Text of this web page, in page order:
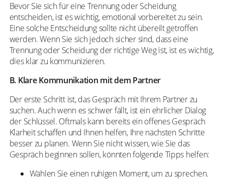
Bevor Sie sich für eine Trennung oder Scheidung
entscheiden, ist es wichtig, emotional vorbereitet zu sein.
Eine solche Entscheidung sollte nicht übereilt getroffen
werden. Wenn Sie sich jedoch sicher sind, dass eine
Trennung oder Scheidung der richtige Weg ist, ist es wichtig,
dies klar zu kommunizieren.
B. Klare Kommunikation mit dem Partner
Der erste Schritt ist, das Gespräch mit Ihrem Partner zu
suchen. Auch wenn es schwer fällt, ist ein ehrlicher Dialog
der Schlüssel. Oftmals kann bereits ein offenes Gespräch
Klarheit schaffen und Ihnen helfen, Ihre nächsten Schritte
besser zu planen. Wenn Sie nicht wissen, wie Sie das
Gespräch beginnen sollen, könnten folgende Tipps helfen:
Wählen Sie einen ruhigen Moment, um zu sprechen.